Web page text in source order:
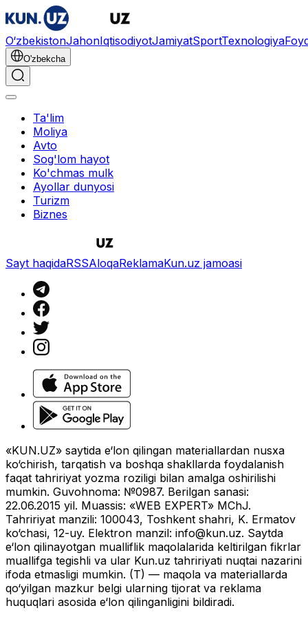
O‘zbekistonJahonIqtisodiyotJamiyatSportTexnologiya
O'zbekcha
Ta'lim
Moliya
Avto
Sog'lom hayot
Ko'chmas mulk
Ayollar dunyosi
Turizm
Biznes
Sayt haqidaRSSAloqaReklamaKun.uz jamoasi
«KUN.UZ» saytida e‘lon qilingan materiallardan nusxa
ko‘chirish, tarqatish va boshqa shakllarda foydalanish
faqat tahririyat yozma roziligi bilan amalga oshirilishi
mumkin. Guvohnoma: №0987. Berilgan sanasi:
22.06.2015 yil. Muassis: «WEB EXPERT» MChJ.
Tahririyat manzili: 100043, Toshkent shahri, K. Ermatov
ko‘chasi, 12-uy. Elektron manzil: info@kun.uz. Saytda
e‘lon qilinayotgan mualliflik maqolalarida keltirilgan fikrlar
muallifga tegishli va ular Kun.uz tahririyati nuqtai nazarini
ifoda etmasligi mumkin. (T) — maqola va materiallarda
qo‘yilgan mazkur belgi ularning tijorat va reklama
huquqlari asosida e‘lon qilinganligini bildiradi.